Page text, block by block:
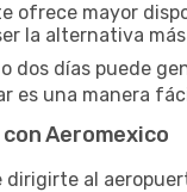
ofrece mayor
la alternativa
dos días puede
es una manera
Aeromexico
al